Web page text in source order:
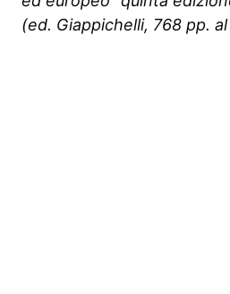
(ed. Giappichelli, 768 pp.